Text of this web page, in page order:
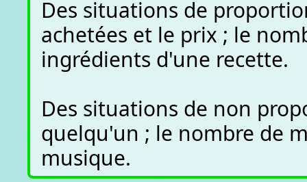
Des situations de
achetées et le prix ; le
ingrédients d'une recette.
Des situations de non
quelqu'un ; le nombre de
musique.